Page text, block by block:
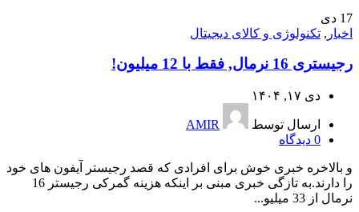
17 دی
اخبار , تکنولوژی و کالای دیجیتال
رجیستری 16 نرمال, فقط با 12 میلیون!
دی ۱۷, ۱۴۰۴
ارسال توسط
AMIR
0 دیدگاه
و بالاخره خبری خوش برای افرادی که قصد رجیستر آیفون های خود
را دارند.به تازگی خبری مبنی بر اینکه هزینه گمرکی رجیستر 16
نرمال از 33 میلیو...